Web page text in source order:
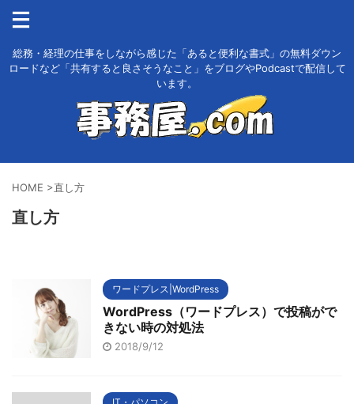
総務・経理の仕事をしながら感じた「あると便利な書式」の無料ダウン
ロードなど「共有すると良さそうなこと」をブログやPodcastで配信して
います。
HOME >直し方
直し方
ワードプレス|WordPress
WordPress（ワードプレス）で投稿がで
きない時の対処法
2018/9/12